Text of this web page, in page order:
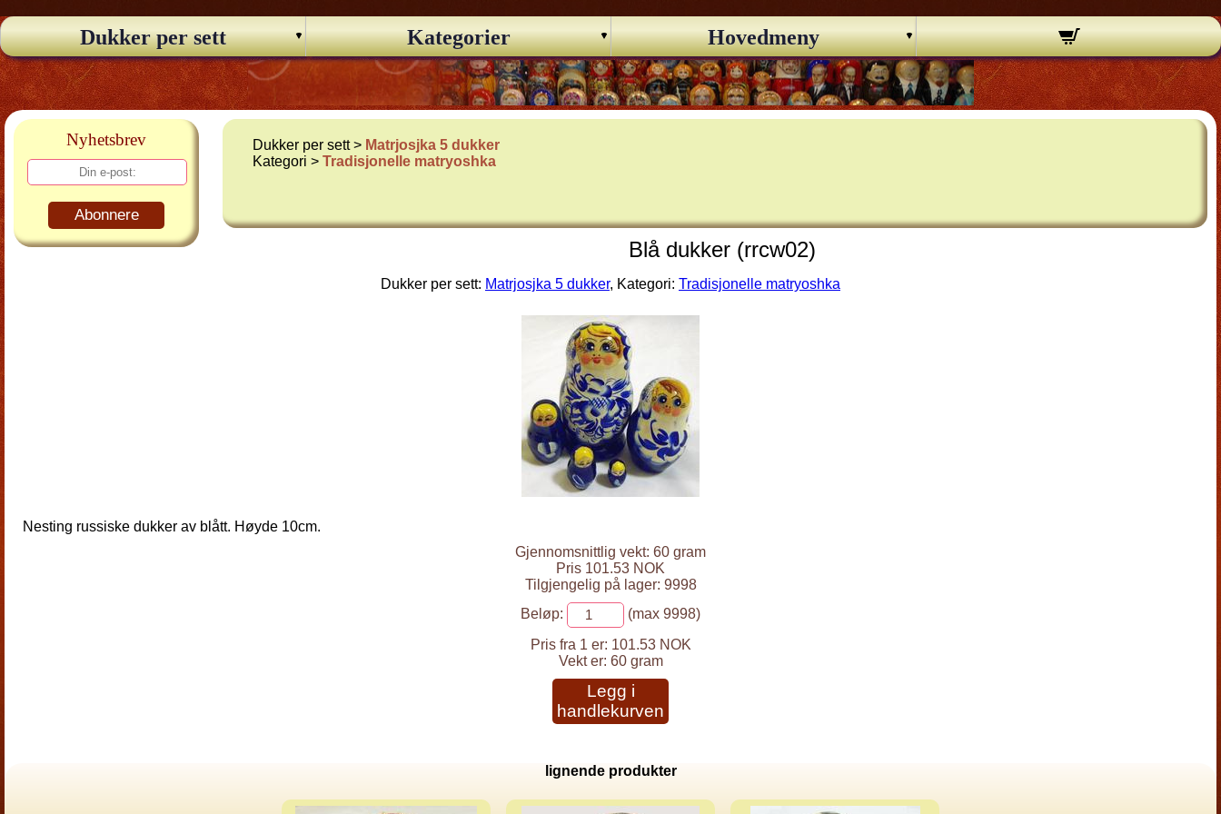
Dukker per sett Kategorier Hovedmeny
Nyhetsbrev
Abonnere
Dukker per sett > Matrjosjka 5 dukker
Kategori >Tradisjonelle matryoshka
Blå dukker (rrcw02)
Dukker per sett: Matrjosjka 5 dukker, Kategori: Tradisjonelle matryoshka
Nesting russiske dukker av blått. Høyde 10cm.
Gjennomsnittlig vekt: 60 gram
Pris 101.53 NOK
Tilgjengelig på lager: 9998
Beløp:
(max 9998)
Pris fra 1 er: 101.53 NOK
Vekt er: 60 gram
Legg i
handlekurven
lignende produkter